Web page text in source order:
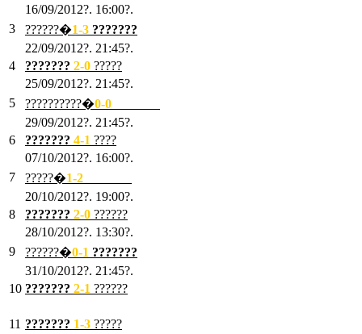
16/09/2012?. 16:00?.
3
??????�1-3 ???????
22/09/2012?. 21:45?.
4
??????? 2-0 ?????
25/09/2012?. 21:45?.
5
??????????�0-0
29/09/2012?. 21:45?.
6
??????? 4-1 ????
07/10/2012?. 16:00?.
7
?????�1-2
20/10/2012?. 19:00?.
8
??????? 2-0 ??????
28/10/2012?. 13:30?.
9
??????�0-1 ???????
31/10/2012?. 21:45?.
10 ??????? 2-1 ??????
11 ??????? 1-3 ?????